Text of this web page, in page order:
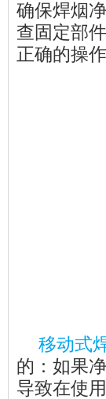
确保焊烟
查固定部
正确的操
移动式
的：如果
导致在使